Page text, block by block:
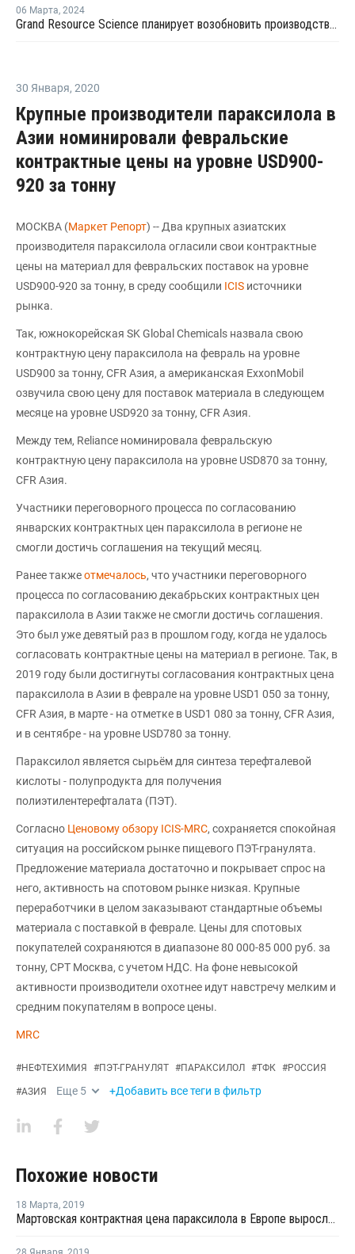
06 Марта, 2024
Grand Resource Science планирует возобновить производство ПП на линии №4 в Китае
30 Января, 2020
Крупные производители параксилола в
Азии номинировали февральские
контрактные цены на уровне USD900-
920 за тонну
МОСКВА (Маркет Репорт) -- Два крупных азиатских
производителя параксилола огласили свои контрактные
цены на материал для февральских поставок на уровне
USD900-920 за тонну, в среду сообщили ICIS источники
рынка.
Так, южнокорейская SK Global Chemicals назвала свою
контрактную цену параксилола на февраль на уровне
USD900 за тонну, CFR Азия, а американская ExxonMobil
озвучила свою цену для поставок материала в следующем
месяце на уровне USD920 за тонну, CFR Азия.
Между тем, Reliance номинировала февральскую
контрактную цену параксилола на уровне USD870 за тонну,
CFR Азия.
Участники переговорного процесса по согласованию
январских контрактных цен параксилола в регионе не
смогли достичь соглашения на текущий месяц.
Ранее такжеотмечалось, что участники переговорного
процесса по согласованию декабрьских контрактных цен
параксилола в Азии также не смогли достичь соглашения.
Это был уже девятый раз в прошлом году, когда не удалось
согласовать контрактные цены на материал в регионе. Так, в
2019 году были достигнуты согласования контрактных цена
параксилола в Азии в феврале на уровне USD1 050 за тонну,
CFR Азия, в марте - на отметке в USD1 080 за тонну, CFR Азия,
и в сентябре - на уровне USD780 за тонну.
Параксилол является сырьём для синтеза терефталевой
кислоты - полупродукта для получения
полиэтилентерефталата (ПЭТ).
Согласно Ценовому обзору ICIS-MRC, сохраняется спокойная
ситуация на российском рынке пищевого ПЭТ-гранулята.
Предложение материала достаточно и покрывает спрос на
него, активность на спотовом рынке низкая. Крупные
переработчики в целом заказывают стандартные объемы
материала с поставкой в феврале. Цены для спотовых
покупателей сохраняются в диапазоне 80 000-85 000 руб. за
тонну, CPT Москва, с учетом НДС. На фоне невысокой
активности производители охотнее идут навстречу мелким и
средним покупателям в вопросе цены.
MRC
#НЕФТЕХИМИЯ #ПЭТ-ГРАНУЛЯТ #ПАРАКСИЛОЛ #ТФК #РОССИЯ
#АЗИЯ Еще 5 +Добавить все теги в фильтр
Похожие новости
18 Марта, 2019
Мартовская контрактная цена параксилола в Европе выросла на EUR35 за тонну